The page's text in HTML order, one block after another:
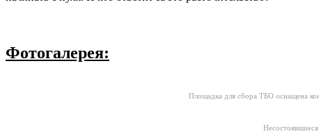
Фотогалерея:
Площадка для сбора ТБО оснащена